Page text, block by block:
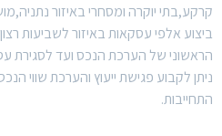
קרקע,בתי יוקרה ומסחרי באיזור
ביצוע אלפי עסקאות באיזור לשביעות
הראשוני של הערכת הנכס ועד לסגירת
ניתן לקבוע פגישת ייעוץ והערכת שווי
התחייבות.